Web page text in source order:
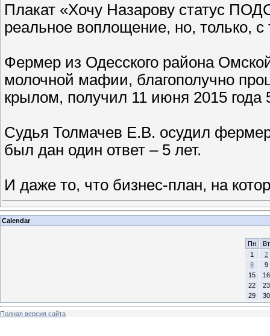
Плакат «Хочу Назарову статус
реальное воплощение, но, только, с
Фермер из Одесского района
молочной мафии, благополучно
крылом, получил 11 июня 2015
Судья Толмачев Е.В. осудил
был дан один ответ – 5 лет.
И даже то, что бизнес-план, на
Calendar
Пн
Вт
1
2
8
9
15
16
22
23
29
30
Полная версия сайта